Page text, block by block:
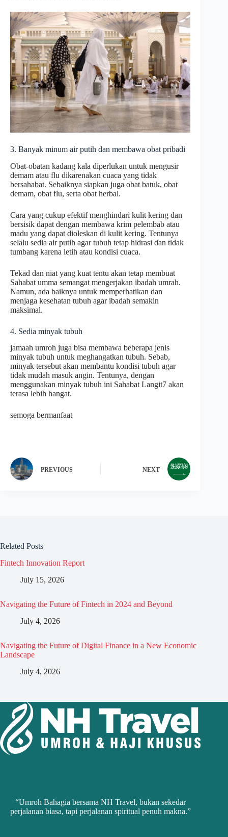
3. Banyak minum air putih dan membawa obat pribadi
Obat-obatan kadang kala diperlukan untuk mengusir
demam atau flu dikarenakan cuaca yang tidak
bersahabat. Sebaiknya siapkan juga obat batuk, obat
demam, obat flu, serta obat herbal.
Cara yang cukup efektif menghindari kulit kering dan
bersisik dapat dengan membawa krim pelembab atau
madu yang dapat dioleskan di kulit kering. Tentunya
selalu sedia air putih agar tubuh tetap hidrasi dan tidak
tumbang karena letih atau kondisi cuaca.
Tekad dan niat yang kuat tentu akan tetap membuat
Sahabat umma semangat mengerjakan ibadah umrah.
Namun, ada baiknya untuk memperhatikan dan
menjaga kesehatan tubuh agar ibadah semakin
maksimal.
4. Sedia minyak tubuh
jamaah umroh juga bisa membawa beberapa jenis
minyak tubuh untuk meghangatkan tubuh. Sebab,
minyak tersebut akan membantu kondisi tubuh agar
tidak mudah masuk angin. Tentunya, dengan
menggunakan minyak tubuh ini Sahabat Langit7 akan
terasa lebih hangat.
semoga bermanfaat
PREVIOUS NEXT
Related Posts
Fintech Innovation Report
July 15, 2026
Navigating the Future of Fintech in 2024 and Beyond
July 4, 2026
Navigating the Future of Digital Finance in a New Economic
Landscape
July 4, 2026
“Umroh Bahagia bersama NH Travel, bukan sekedar
perjalanan biasa, tapi perjalanan spiritual penuh makna.”